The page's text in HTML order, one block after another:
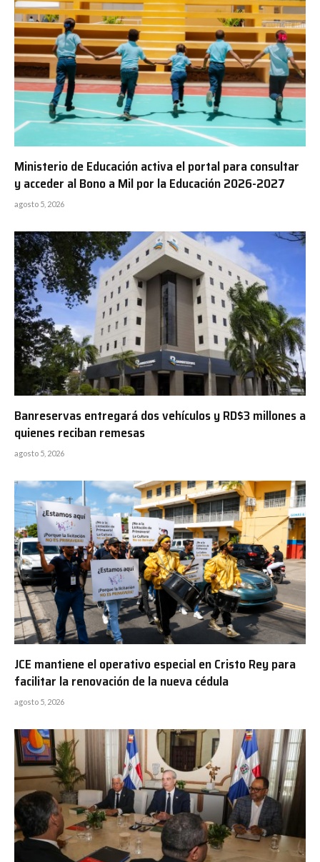
Ministerio de Educación activa el portal para consultar
y acceder al Bono a Mil por la Educación 2026-2027
agosto 5, 2026
Banreservas entregará dos vehículos y RD$3 millones a
quienes reciban remesas
agosto 5, 2026
JCE mantiene el operativo especial en Cristo Rey para
facilitar la renovación de la nueva cédula
agosto 5, 2026